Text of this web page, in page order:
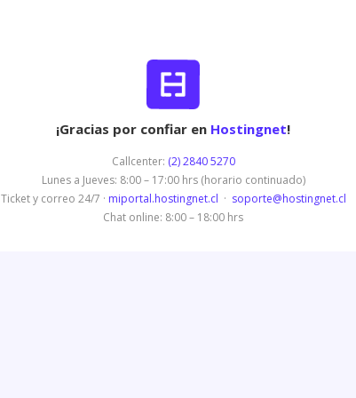
¡Gracias por confiar en Hostingnet!
Callcenter: (2) 2840 5270
Lunes a Jueves: 8:00 – 17:00 hrs (horario continuado)
Ticket y correo 24/7 · miportal.hostingnet.cl · soporte@hostingnet.cl
Chat online: 8:00 – 18:00 hrs